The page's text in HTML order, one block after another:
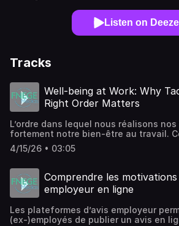
Listen on
Tracks
Well-being at Work: Why
Right Order Matters
L’ordre dans lequel nous réalisons
fortement notre bien-être au travail.
tâches les plus difficiles permet de
d’augmenter l’engagement en fin de
stress et l’épuisement. Cette
l’évolution de notre énergie mentale
Réorganiser ses tâches est une
4/15/26 • 03:05
Comprendre les
employeur en ligne
Les plateformes d’avis employeur
(ex-)employés de publier un avis en